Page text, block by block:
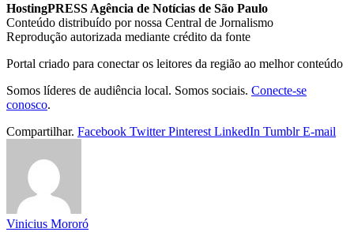
HostingPRESS Agência de Notícias de São Paulo
Conteúdo distribuído por nossa Central de Jornalismo
Reprodução autorizada mediante crédito da fonte
Portal criado para conectar os leitores da região ao melhor conteúdo
Somos líderes de audiência local. Somos sociais. Conecte-se
conosco.
Compartilhar. Facebook Twitter Pinterest LinkedIn Tumblr E-mail
Vinicius Mororó